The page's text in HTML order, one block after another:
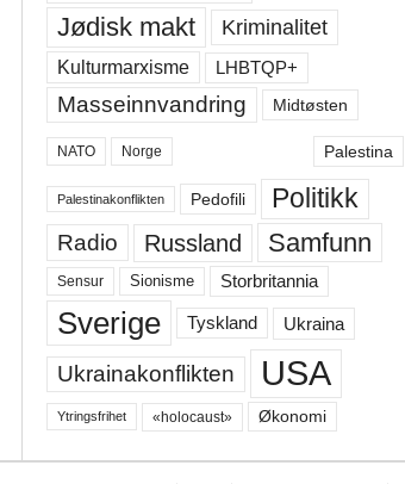
Jødisk makt Kriminalitet
Kulturmarxisme LHBTQP+
Masseinnvandring Midtøsten
NATO Norge Palestina
Palestinakonflikten Pedofili Politikk
Radio Russland Samfunn
Sensur Sionisme Storbritannia
Sverige Tyskland Ukraina
Ukrainakonflikten USA
Ytringsfrihet «holocaust» Økonomi